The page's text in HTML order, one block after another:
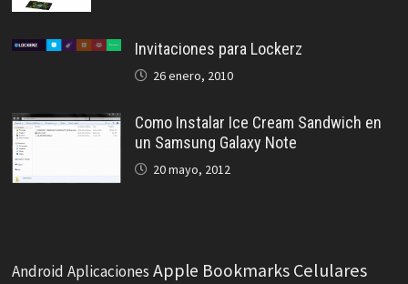
Invitaciones para Lockerz
26 enero, 2010
Como Instalar Ice Cream Sandwich en
un Samsung Galaxy Note
20 mayo, 2012
Android Aplicaciones Apple Bookmarks Celulares